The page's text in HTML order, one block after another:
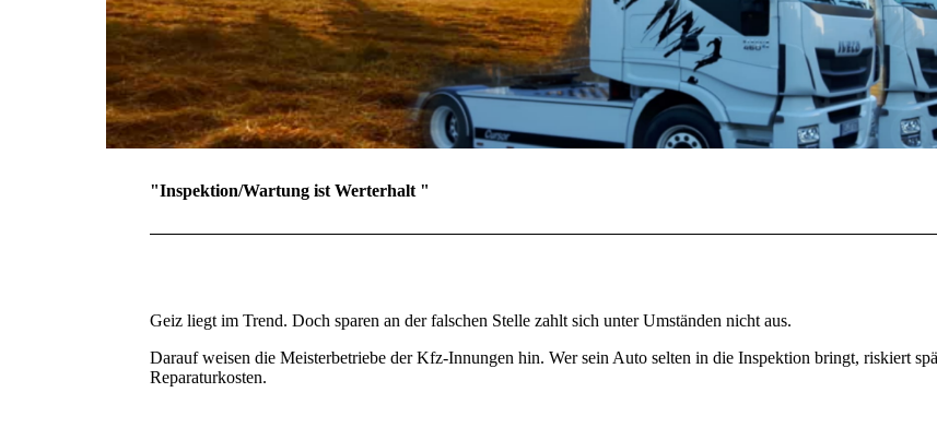
"Inspektion/Wartung ist Werterhalt "
Geiz liegt im Trend. Doch sparen an der falschen Stelle zahlt sich unter Umständen nicht aus.
Darauf weisen die Meisterbetriebe der Kfz-Innungen hin. Wer sein Auto selten in die Inspektion bringt, riskiert
Reparaturkosten.